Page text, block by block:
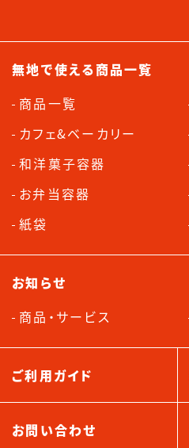
無地で使える商品一覧
商品一覧
カフェ&ベーカリー
和洋菓子容器
お弁当容器
紙袋
お知らせ
商品・サービス
ご利用ガイド
お問い合わせ